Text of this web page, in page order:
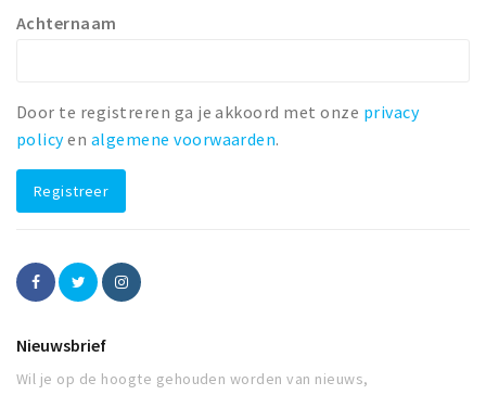
Bezienswaardigheden
Toeristische routes
Natuurgebieden
Baroniepoorten
Privacy
Inloggen
Achternaam
Door te registreren ga je akkoord met onze privacy
policyen algemene voorwaarden.
Registreer
Nieuwsbrief
Wil je op de hoogte gehouden worden van nieuws,